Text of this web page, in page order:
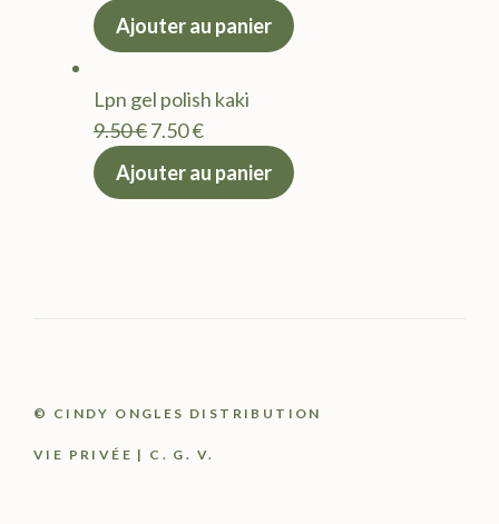
prix
9.50 €.
actuel
7.50 €.
Ajouter au panier
Lpn gel polish kaki
9.50€Le
prix
7.50€Le
actuel
Ajouter au panier
© CINDY ONGLES DISTRIBUTION
VIE PRIVÉE | C. G. V.